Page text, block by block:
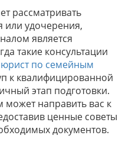
рассматривать
или удочерения,
является
такие консультации
юрист по семейным
к квалифицированной
этап подготовки.
направить вас к
ценные советы
документов.